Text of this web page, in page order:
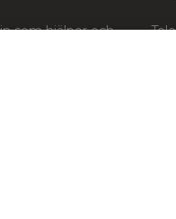
som hjälper och